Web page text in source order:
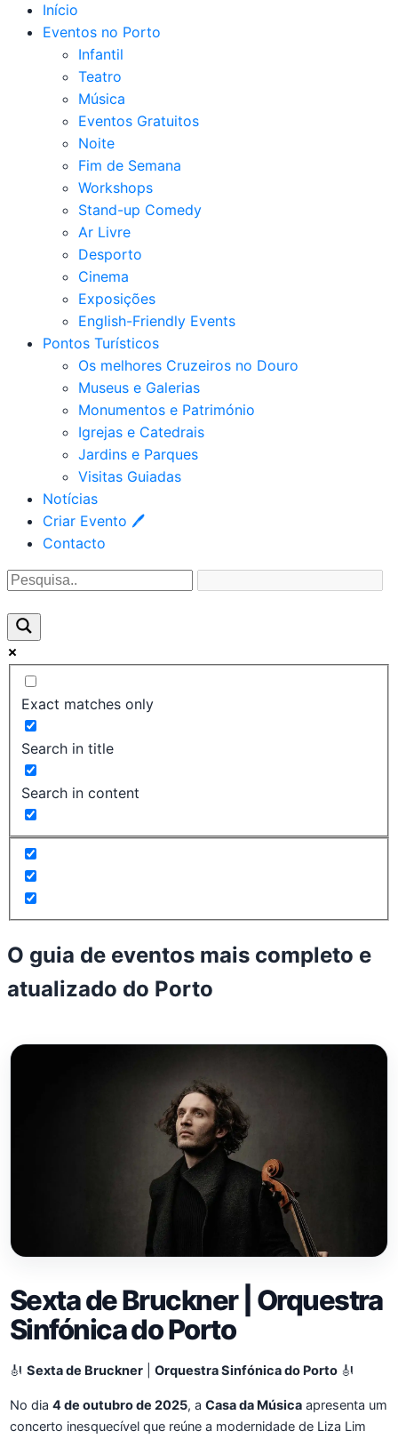
Início
Eventos no Porto
Infantil
Teatro
Música
Eventos Gratuitos
Noite
Fim de Semana
Workshops
Stand-up Comedy
Ar Livre
Desporto
Cinema
Exposições
English-Friendly Events
Pontos Turísticos
Os melhores Cruzeiros no Douro​
Museus e Galerias
Monumentos e Património
Igrejas e Catedrais
Jardins e Parques
Visitas Guiadas
Notícias
Criar Evento 🖊
Contacto
Exact matches only
Search in title
Search in content
O guia de eventos mais completo e
atualizado do Porto
Sexta de Bruckner | Orquestra
Sinfónica do Porto
🎻 Sexta de Bruckner Orquestra Sinfónica do Porto 🎻
No dia 4 de outubro de 2025, a Casa da Música apresenta um
concerto inesquecível que reúne a modernidade de Liza Lim